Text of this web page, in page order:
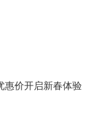
惠价开启新春体验